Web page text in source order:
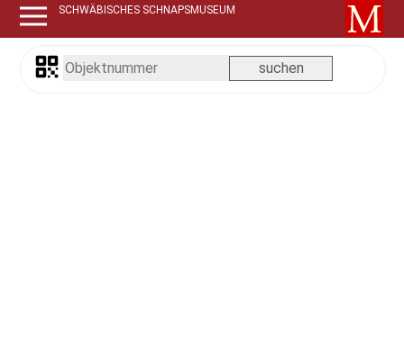
SCHWÄBISCHES SCHNAPSMUSEUM